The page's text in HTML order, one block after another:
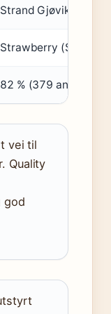
Strand Gjøvik AS
Strawberry
82 % (379
vei til
Quality
god